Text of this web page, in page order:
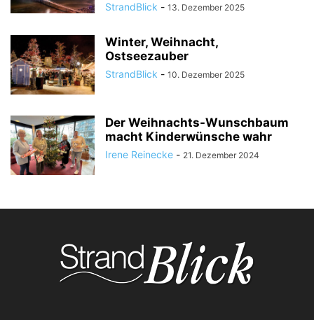
StrandBlick - 13. Dezember 2025
Winter, Weihnacht,
Ostseezauber
StrandBlick - 10. Dezember 2025
Der Weihnachts-Wunschbaum
macht Kinderwünsche wahr
Irene Reinecke - 21. Dezember 2024